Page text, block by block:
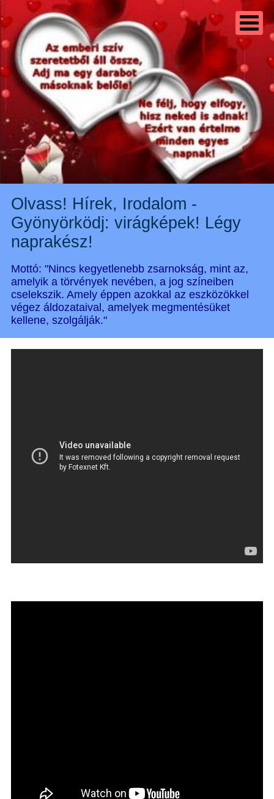
Olvass! Hírek, Irodalom -
Gyönyörködj: virágképek! Légy
naprakész!
Mottó: "Nincs kegyetlenebb zsarnokság, mint az,
amelyik a törvények nevében, a jog színeiben
cselekszik. Amely éppen azokkal az eszközökkel
végez áldozataival, amelyek megmentésüket
kellene, szolgálják."